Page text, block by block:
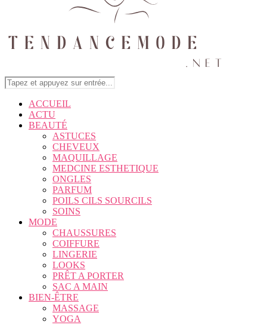
ACCUEIL
ACTU
BEAUTÉ
ASTUCES
CHEVEUX
MAQUILLAGE
MEDCINE ESTHETIQUE
ONGLES
PARFUM
POILS CILS SOURCILS
SOINS
MODE
CHAUSSURES
COIFFURE
LINGERIE
LOOKS
PRÊT A PORTER
SAC A MAIN
BIEN-ÊTRE
MASSAGE
YOGA